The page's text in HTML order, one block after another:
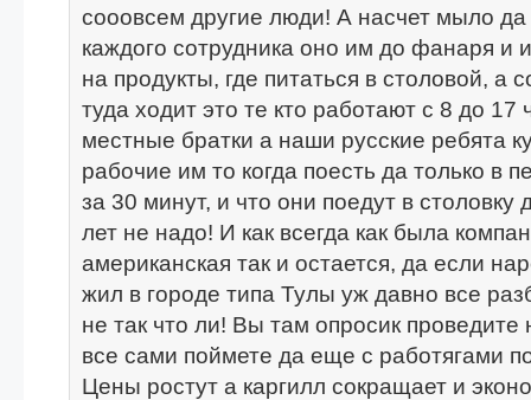
сооовсем другие люди! А насчет мыло да
каждого сотрудника оно им до фанаря и
на продукты, где питаться в столовой, а
туда ходит это те кто работают с 8 до 17
местные братки а наши русские ребята
рабочие им то когда поесть да только в
за 30 минут, и что они поедут в столовку
лет не надо! И как всегда как была
американская так и остается, да если
жил в городе типа Тулы уж давно все
не так что ли! Вы там опросик проведите
все сами поймете да еще с работягами
Цены ростут а каргилл сокращает и